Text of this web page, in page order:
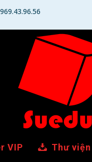
VIP Thư viện